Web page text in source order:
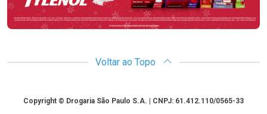
Voltar ao Topo
CopyrightCopyright © Drogaria São Paulo S.A. | CNPJ: 61.412.110/0565-33